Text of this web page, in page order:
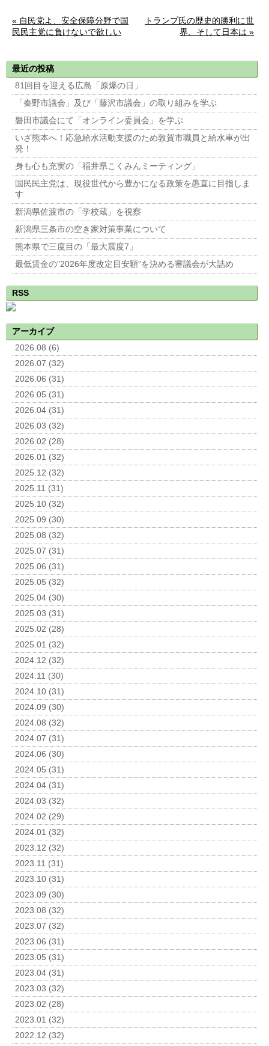
« 自民党よ、安全保障分野で国
民民主党に負けないで欲しい
トランプ氏の歴史的勝利に世
界、そして日本は »
最近の投稿
81回目を迎える広島「原爆の日」
「秦野市議会」及び「藤沢市議会」の取り組みを学ぶ
磐田市議会にて「オンライン委員会」を学ぶ
いざ熊本へ！応急給水活動支援のため敦賀市職員と給水車が出
発！
身も心も充実の「福井県こくみんミーティング」
国民民主党は、現役世代から豊かになる政策を愚直に目指しま
す
新潟県佐渡市の「学校蔵」を視察
新潟県三条市の空き家対策事業について
熊本県で三度目の「最大震度7」
最低賃金の”2026年度改定目安額”を決める審議会が大詰め
RSS
アーカイブ
2026.08 (6)
2026.07 (32)
2026.06 (31)
2026.05 (31)
2026.04 (31)
2026.03 (32)
2026.02 (28)
2026.01 (32)
2025.12 (32)
2025.11 (31)
2025.10 (32)
2025.09 (30)
2025.08 (32)
2025.07 (31)
2025.06 (31)
2025.05 (32)
2025.04 (30)
2025.03 (31)
2025.02 (28)
2025.01 (32)
2024.12 (32)
2024.11 (30)
2024.10 (31)
2024.09 (30)
2024.08 (32)
2024.07 (31)
2024.06 (30)
2024.05 (31)
2024.04 (31)
2024.03 (32)
2024.02 (29)
2024.01 (32)
2023.12 (32)
2023.11 (31)
2023.10 (31)
2023.09 (30)
2023.08 (32)
2023.07 (32)
2023.06 (31)
2023.05 (31)
2023.04 (31)
2023.03 (32)
2023.02 (28)
2023.01 (32)
2022.12 (32)